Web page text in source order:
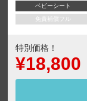
ベビーシート
免責補償フル
特別価格！
¥18,800